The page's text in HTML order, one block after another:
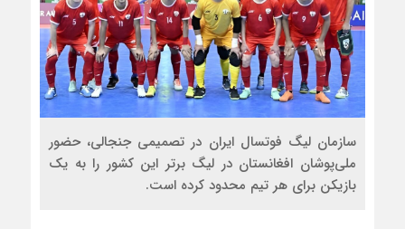
سازمان لیگ فوتسال ایران در تصمیمی جنجالی، حضور
ملی‌پوشان افغانستان در لیگ برتر این کشور را به یک
بازیکن برای هر تیم محدود کرده است.